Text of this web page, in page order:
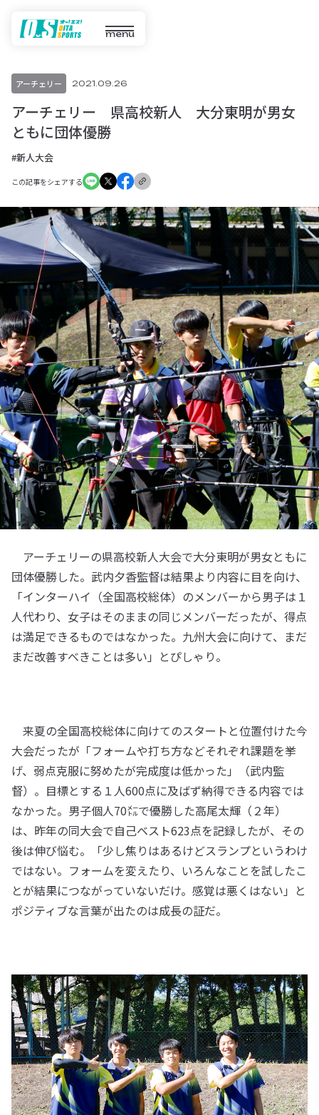
menu
アーチェリー 2021.09.26
アーチェリー 県高校新人 大分東明が男女
ともに団体優勝
#新人大会
この記事をシェアする
アーチェリーの県高校新人大会で大分東明が男女ともに
団体優勝した。武内夕香監督は結果より内容に目を向け、
「インターハイ（全国高校総体）のメンバーから男子は１
人代わり、女子はそのままの同じメンバーだったが、得点
は満足できるものではなかった。九州大会に向けて、まだ
まだ改善すべきことは多い」とぴしゃり。
来夏の全国高校総体に向けてのスタートと位置付けた今
大会だったが「フォームや打ち方などそれぞれ課題を挙
げ、弱点克服に努めたが完成度は低かった」（武内監
督）。目標とする１人600点に及ばず納得できる内容では
なかった。男子個人70㍍で優勝した高尾太輝（２年）
は、昨年の同大会で自己ベスト623点を記録したが、その
後は伸び悩む。「少し焦りはあるけどスランプというわけ
ではない。フォームを変えたり、いろんなことを試したこ
とが結果につながっていないだけ。感覚は悪くはない」と
ポジティブな言葉が出たのは成長の証だ。